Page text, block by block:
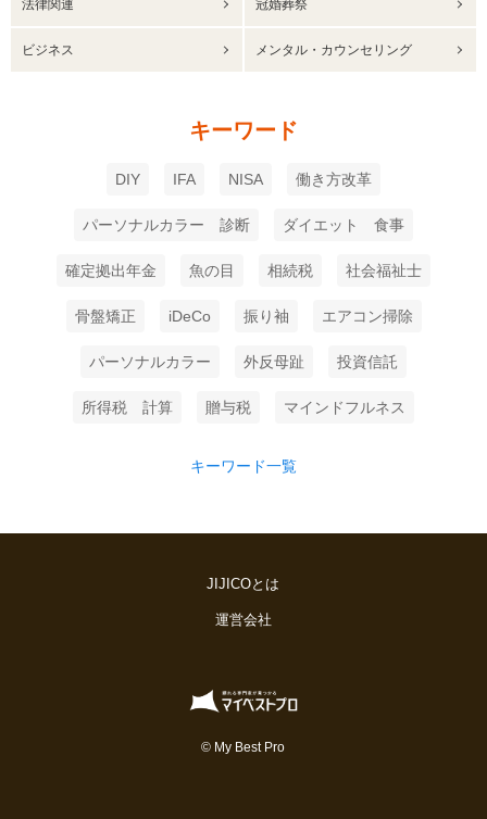
法律関連 冠婚葬祭
ビジネス メンタル・カウンセリング
キーワード
DIY IFA NISA 働き方改革
パーソナルカラー 診断 ダイエット 食事
確定拠出年金 魚の目 相続税 社会福祉士
骨盤矯正 iDeCo 振り袖 エアコン掃除
パーソナルカラー 外反母趾 投資信託
所得税 計算 贈与税 マインドフルネス
キーワード一覧
JIJICOとは
運営会社
© My Best Pro